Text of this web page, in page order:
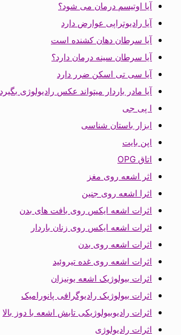
آیا اوتیسم درمان می شود؟
آیا رادیوتراپی عوارض دارد
آیا سرطان دهان کشنده است
آیا سرطان سینه درمان دارد؟
آیا سی تی اسکن ضرر دارد
آیا مادر باردار میتواند عکس رادیولوژی بگیرد
ا پی جی
ابزار باستان شناسی
اپن بایت
اتاق OPG
اثر اشعه روی مغز
اثرا اشعه روی جنین
اثرات اشعه ایکس روی بافت های بدن
اثرات اشعه ایکس روی زنان باردار
اثرات اشعه روی بدن
اثرات اشعه روی غده تیروئید
اثرات بیولوژیک اشعه یونیزان
اثرات بیولوژیک رادیوگرافی پانورامیک
اثرات رادیوبیولوژیکی تابش اشعه با دوز بالا
اثرات رادیولوژی